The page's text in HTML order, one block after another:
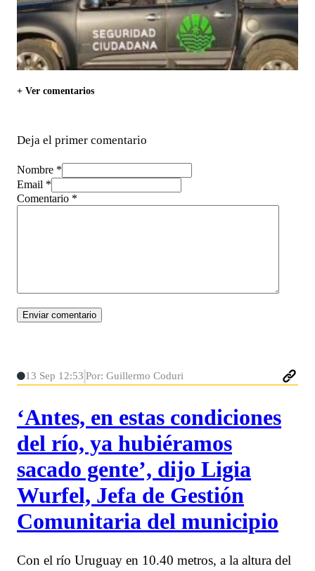
+ Ver comentarios
Deja el primer comentario
Nombre *
Email *
Comentario *
13 Sep 12:53 Por: Guillermo Coduri
‘Antes, en estas condiciones
del río, ya hubiéramos
sacado gente’, dijo Ligia
Wurfel, Jefa de Gestión
Comunitaria del municipio
Con el río Uruguay en 10.40 metros, a la altura del